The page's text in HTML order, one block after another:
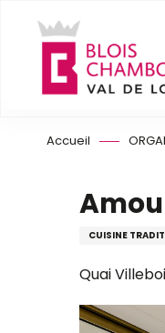
contenu
principal
Accueil
CUISINE
Quai